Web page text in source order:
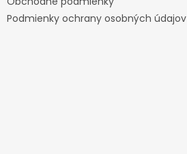
Podmienky ochrany osobných údajov